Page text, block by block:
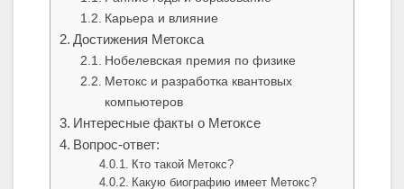
Карьера и влияние
Достижения Метокса
Нобелевская премия по физике
Метокс и разработка квантовых
компьютеров
Интересные факты о Метоксе
Вопрос-ответ:
Кто такой Метокс?
Какую биографию имеет Метокс?